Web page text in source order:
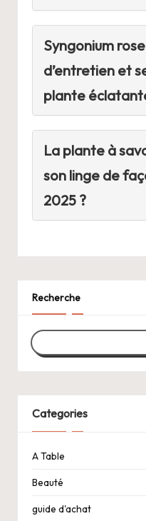
Syngonium
d’entretien et
plante
La plante à
son linge de
2025 ?
Recherche
Categories
A Table
Beauté
guide d'achat